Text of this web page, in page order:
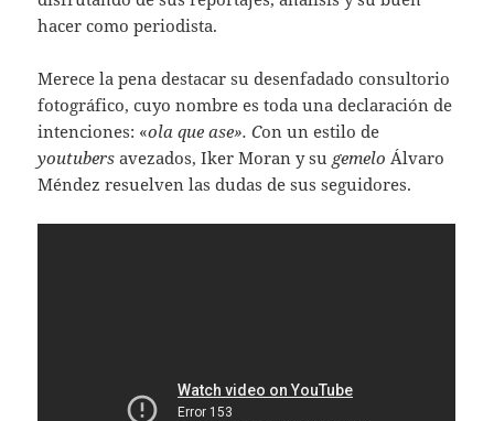
hacer como periodista.
Merece la pena destacar su desenfadado consultorio
fotográfico, cuyo nombre es toda una declaración de
intenciones: «ola que ase». Con un estilo de
youtubers avezados, Iker Moran y su gemeloÁlvaro
Méndez resuelven las dudas de sus seguidores.